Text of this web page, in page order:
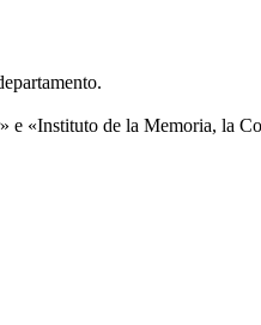
e «Instituto de la Memoria, la